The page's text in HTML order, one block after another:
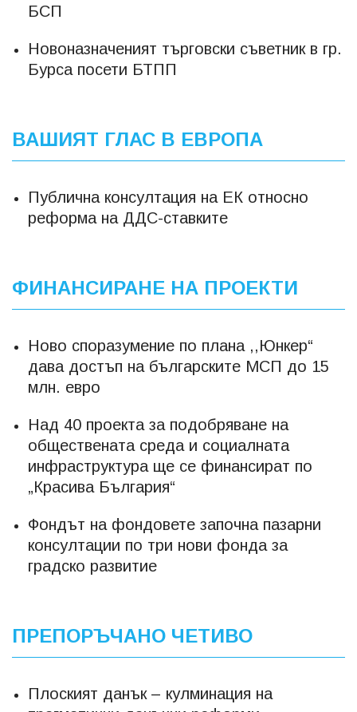
БСП
Новоназначеният търговски съветник в гр.
Бурса посети БТПП
ВАШИЯТ ГЛАС В ЕВРОПА
Публична консултация на ЕК относно
реформа на ДДС-ставките
ФИНАНСИРАНЕ НА ПРОЕКТИ
Ново споразумение по плана ,,Юнкер“
дава достъп на българските МСП до 15
млн. евро
Над 40 проекта за подобряване на
обществената среда и социалната
инфраструктура ще се финансират по
„Красива България“
Фондът на фондовете започна пазарни
консултации по три нови фонда за
градско развитие
ПРЕПОРЪЧАНО ЧЕТИВО
Плоският данък – кулминация на